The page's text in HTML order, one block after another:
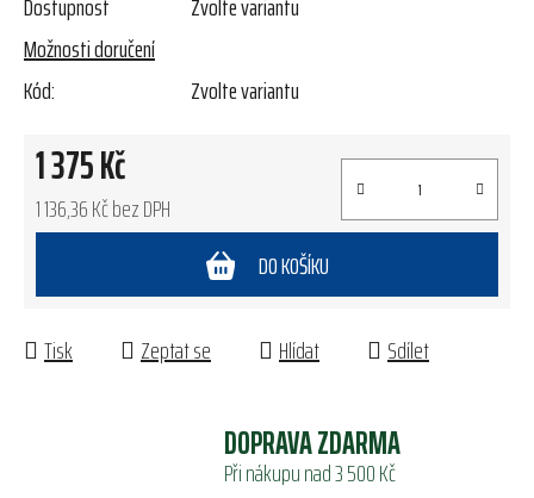
Možnosti doručení
Kód:
Zvolte variantu
1 375 Kč
1 136,36 Kč bez DPH
DO KOŠÍKU
Tisk Zeptat se Hlídat Sdílet
DOPRAVA ZDARMA
Při nákupu nad 3 500 Kč